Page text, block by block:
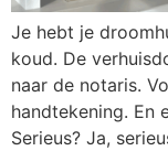
Je hebt je
koud. De
naar de notaris.
handtekening. En
Serieus? Ja,